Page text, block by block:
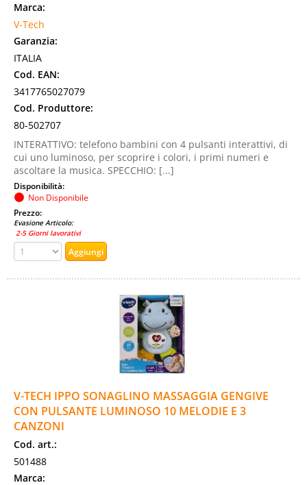
Marca:
V-Tech
Garanzia:
ITALIA
Cod. EAN:
3417765027079
Cod. Produttore:
80-502707
INTERATTIVO: telefono bambini con 4 pulsanti interattivi, di
cui uno luminoso, per scoprire i colori, i primi numeri e
ascoltare la musica. SPECCHIO: [...]
Disponibilità:
Non Disponibile
Prezzo:
Evasione Articolo:
2-5 Giorni lavorativi
V-TECH IPPO SONAGLINO MASSAGGIA GENGIVE
CON PULSANTE LUMINOSO 10 MELODIE E 3
CANZONI
Cod. art.:
501488
Marca: